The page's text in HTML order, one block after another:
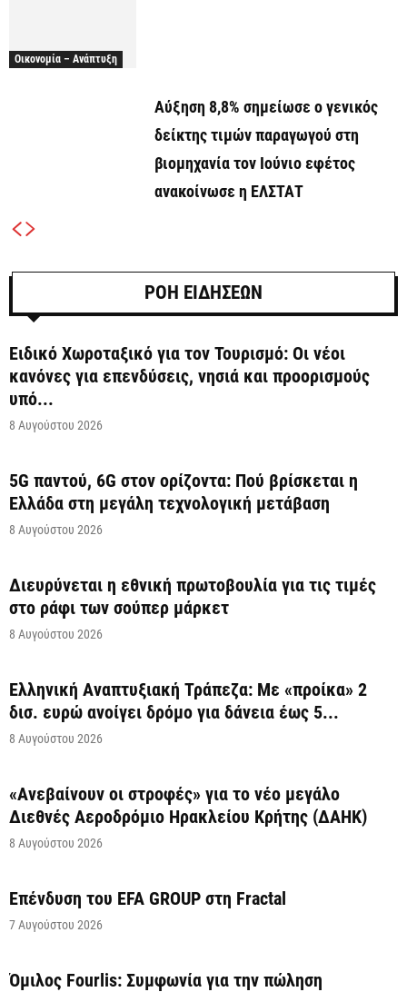
Οικονομία – Ανάπτυξη
Αύξηση 8,8% σημείωσε ο γενικός
δείκτης τιμών παραγωγού στη
βιομηχανία τον Ιούνιο εφέτος
ανακοίνωσε η ΕΛΣΤΑΤ
ΡΟΗ ΕΙΔΗΣΕΩΝ
Ειδικό Χωροταξικό για τον Τουρισμό: Οι νέοι
κανόνες για επενδύσεις, νησιά και προορισμούς
υπό...
8 Αυγούστου 2026
5G παντού, 6G στον ορίζοντα: Πού βρίσκεται η
Ελλάδα στη μεγάλη τεχνολογική μετάβαση
8 Αυγούστου 2026
Διευρύνεται η εθνική πρωτοβουλία για τις τιμές
στο ράφι των σούπερ μάρκετ
8 Αυγούστου 2026
Ελληνική Αναπτυξιακή Τράπεζα: Με «προίκα» 2
δισ. ευρώ ανοίγει δρόμο για δάνεια έως 5...
8 Αυγούστου 2026
«Ανεβαίνουν οι στροφές» για το νέο μεγάλο
Διεθνές Αεροδρόμιο Ηρακλείου Κρήτης (ΔΑΗΚ)
8 Αυγούστου 2026
Επένδυση του EFA GROUP στη Fractal
7 Αυγούστου 2026
Όμιλος Fourlis: Συμφωνία για την πώληση